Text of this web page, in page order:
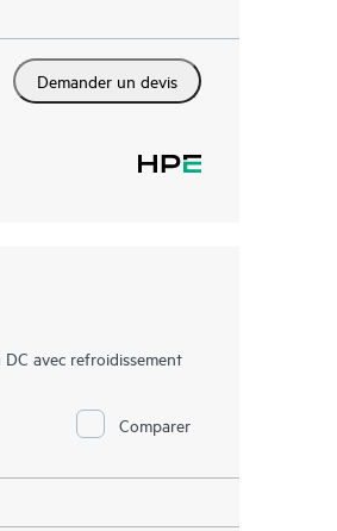
Demander un devis
avec refroidissement
Comparer